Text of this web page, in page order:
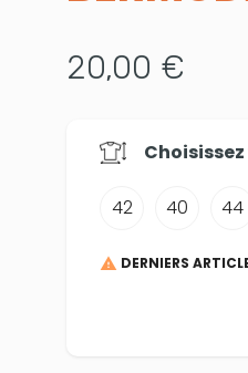
20,00 €
42 40 44
 DERNIERS